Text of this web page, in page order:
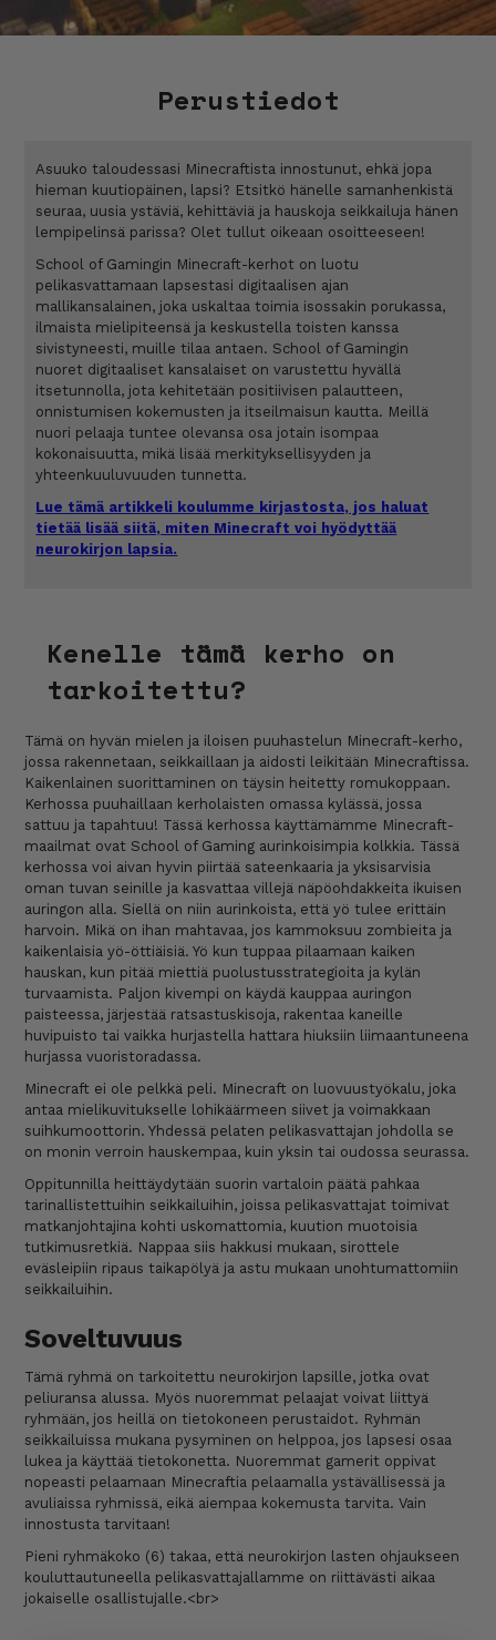
Perustiedot
Asuuko taloudessasi Minecraftista innostunut, ehkä jopa
hieman kuutiopäinen, lapsi? Etsitkö hänelle samanhenkistä
seuraa, uusia ystäviä, kehittäviä ja hauskoja seikkailuja hänen
lempipelinsä parissa? Olet tullut oikeaan osoitteeseen!
School of Gamingin Minecraft-kerhot on luotu
pelikasvattamaan lapsestasi digitaalisen ajan
mallikansalainen, joka uskaltaa toimia isossakin porukassa,
ilmaista mielipiteensä ja keskustella toisten kanssa
sivistyneesti, muille tilaa antaen. School of Gamingin
nuoret digitaaliset kansalaiset on varustettu hyvällä
itsetunnolla, jota kehitetään positiivisen palautteen,
onnistumisen kokemusten ja itseilmaisun kautta. Meillä
nuori pelaaja tuntee olevansa osa jotain isompaa
kokonaisuutta, mikä lisää merkityksellisyyden ja
yhteenkuuluvuuden tunnetta.
Lue tämä artikkeli koulumme kirjastosta, jos haluat
tietää lisää siitä, miten Minecraft voi hyödyttää
neurokirjon lapsia.
Kenelle tämä kerho on
tarkoitettu?
Tämä on hyvän mielen ja iloisen puuhastelun Minecraft-kerho,
jossa rakennetaan, seikkaillaan ja aidosti leikitään Minecraftissa.
Kaikenlainen suorittaminen on täysin heitetty romukoppaan.
Kerhossa puuhaillaan kerholaisten omassa kylässä, jossa
sattuu ja tapahtuu! Tässä kerhossa käyttämämme Minecraft-
maailmat ovat School of Gaming aurinkoisimpia kolkkia. Tässä
kerhossa voi aivan hyvin piirtää sateenkaaria ja yksisarvisia
oman tuvan seinille ja kasvattaa villejä näpöohdakkeita ikuisen
auringon alla. Siellä on niin aurinkoista, että yö tulee erittäin
harvoin. Mikä on ihan mahtavaa, jos kammoksuu zombieita ja
kaikenlaisia yö-öttiäisiä. Yö kun tuppaa pilaamaan kaiken
hauskan, kun pitää miettiä puolustusstrategioita ja kylän
turvaamista. Paljon kivempi on käydä kauppaa auringon
paisteessa, järjestää ratsastuskisoja, rakentaa kaneille
huvipuisto tai vaikka hurjastella hattara hiuksiin liimaantuneena
hurjassa vuoristoradassa.
Minecraft ei ole pelkkä peli. Minecraft on luovuustyökalu, joka
antaa mielikuvitukselle lohikäärmeen siivet ja voimakkaan
suihkumoottorin. Yhdessä pelaten pelikasvattajan johdolla se
on monin verroin hauskempaa, kuin yksin tai oudossa seurassa.
Oppitunnilla heittäydytään suorin vartaloin päätä pahkaa
tarinallistettuihin seikkailuihin, joissa pelikasvattajat toimivat
matkanjohtajina kohti uskomattomia, kuution muotoisia
tutkimusretkiä. Nappaa siis hakkusi mukaan, sirottele
eväsleipiin ripaus taikapölyä ja astu mukaan unohtumattomiin
seikkailuihin.
Soveltuvuus
Tämä ryhmä on tarkoitettu neurokirjon lapsille, jotka ovat
peliuransa alussa. Myös nuoremmat pelaajat voivat liittyä
ryhmään, jos heillä on tietokoneen perustaidot. Ryhmän
seikkailuissa mukana pysyminen on helppoa, jos lapsesi osaa
lukea ja käyttää tietokonetta. Nuoremmat gamerit oppivat
nopeasti pelaamaan Minecraftia pelaamalla ystävällisessä ja
avuliaissa ryhmissä, eikä aiempaa kokemusta tarvita. Vain
innostusta tarvitaan!
Pieni ryhmäkoko (6) takaa, että neurokirjon lasten ohjaukseen
kouluttautuneella pelikasvattajallamme on riittävästi aikaa
jokaiselle osallistujalle.<br>